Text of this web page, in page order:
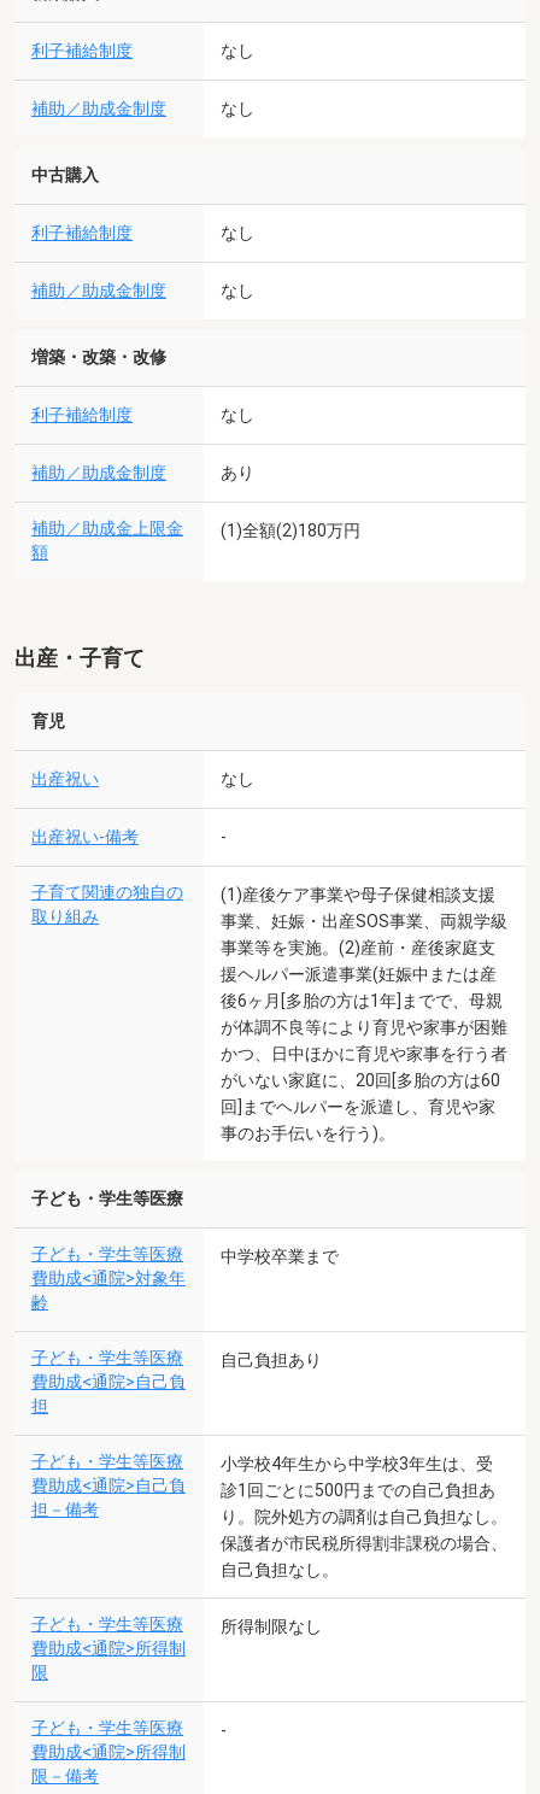
利子補給制度 なし
補助／助成金制度 なし
中古購入
利子補給制度 なし
補助／助成金制度 なし
増築・改築・改修
利子補給制度 なし
補助／助成金制度 あり
補助／助成金上限金
額
(1)全額(2)180万円
出産・子育て
育児
出産祝い なし
出産祝い-備考 -
子育て関連の独自の
取り組み
(1)産後ケア事業や母子保健相談支援
事業、妊娠・出産SOS事業、両親学級
事業等を実施。(2)産前・産後家庭支
援ヘルパー派遣事業(妊娠中または産
後6ヶ月[多胎の方は1年]までで、母親
が体調不良等により育児や家事が困難
かつ、日中ほかに育児や家事を行う者
がいない家庭に、20回[多胎の方は60
回]までヘルパーを派遣し、育児や家
事のお手伝いを行う)。
子ども・学生等医療
子ども・学生等医療
費助成<通院>対象年
齢
中学校卒業まで
子ども・学生等医療
費助成<通院>自己負
担
自己負担あり
子ども・学生等医療
費助成<通院>自己負
担－備考
小学校4年生から中学校3年生は、受
診1回ごとに500円までの自己負担あ
り。院外処方の調剤は自己負担なし。
保護者が市民税所得割非課税の場合、
自己負担なし。
子ども・学生等医療
費助成<通院>所得制
限
所得制限なし
子ども・学生等医療
費助成<通院>所得制
限－備考
-